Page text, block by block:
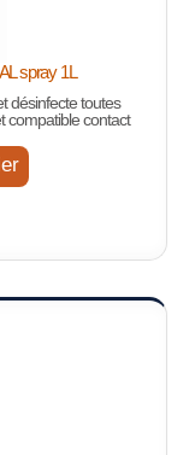
spray 1L
désinfecte toutes
compatible contact